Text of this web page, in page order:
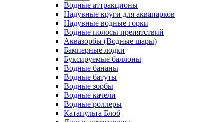
Водные аттракционы
Надувные круги для аквапарков
Надувные водные горки
Водные полосы препятствий
Аквазорбы (Водные шары)
Бамперные лодки
Буксируемые баллоны
Водные бананы
Водные батуты
Водные зорбы
Водные качели
Водные роллеры
Катапульта Блоб